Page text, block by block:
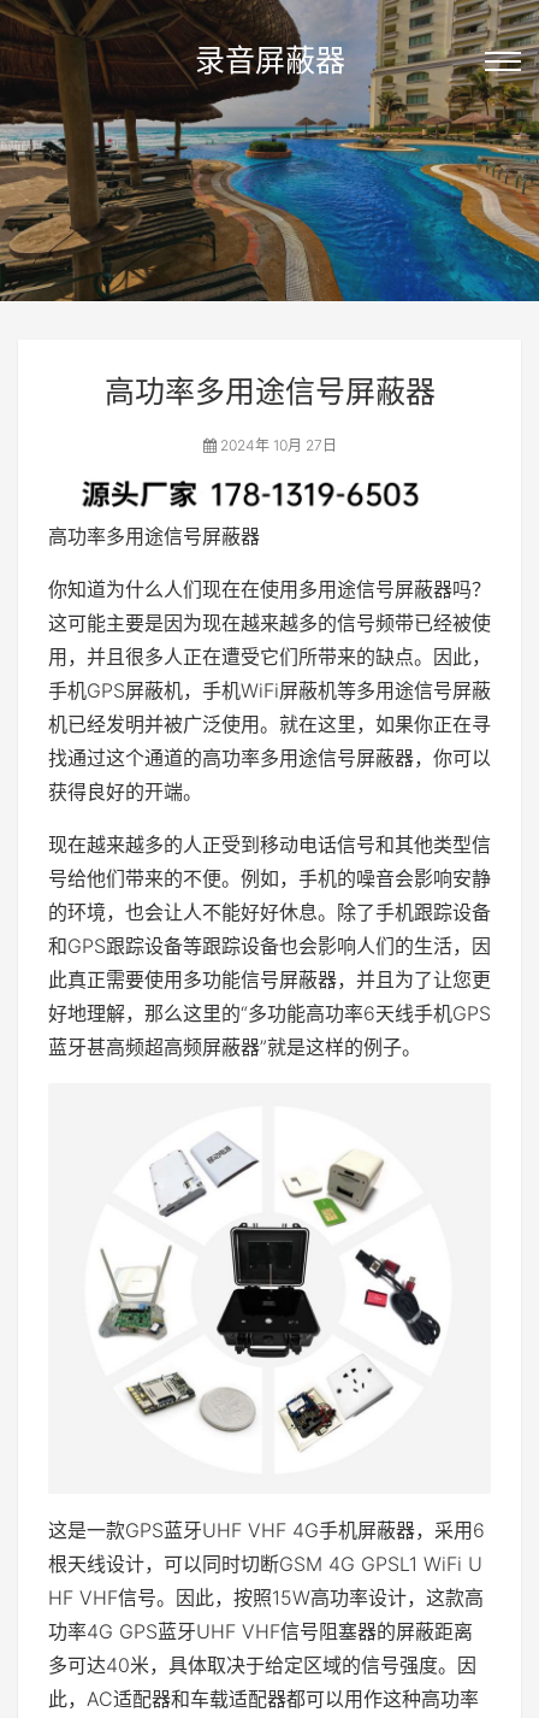
录音屏蔽器
高功率多用途信号屏蔽器
2024年 10月 27日
高功率多用途信号屏蔽器
你知道为什么人们现在在使用多用途信号屏蔽器吗？
这可能主要是因为现在越来越多的信号频带已经被使
用，并且很多人正在遭受它们所带来的缺点。因此，
手机GPS屏蔽机，手机WiFi屏蔽机等多用途信号屏蔽
机已经发明并被广泛使用。就在这里，如果你正在寻
找通过这个通道的高功率多用途信号屏蔽器，你可以
获得良好的开端。
现在越来越多的人正受到移动电话信号和其他类型信
号给他们带来的不便。例如，手机的噪音会影响安静
的环境，也会让人不能好好休息。除了手机跟踪设备
和GPS跟踪设备等跟踪设备也会影响人们的生活，因
此真正需要使用多功能信号屏蔽器，并且为了让您更
好地理解，那么这里的“多功能高功率6天线手机GPS
蓝牙甚高频超高频屏蔽器”就是这样的例子。
这是一款GPS蓝牙UHF VHF 4G手机屏蔽器，采用6
根天线设计，可以同时切断GSM 4G GPSL1 WiFi U
HF VHF信号。因此，按照15W高功率设计，这款高
功率4G GPS蓝牙UHF VHF信号阻塞器的屏蔽距离
多可达40米，具体取决于给定区域的信号强度。因
此，AC适配器和车载适配器都可以用作这种高功率